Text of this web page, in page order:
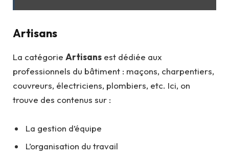
Artisans
La catégorie Artisans est dédiée aux
professionnels du bâtiment : maçons, charpentiers,
couvreurs, électriciens, plombiers, etc. Ici, on
trouve des contenus sur :
La gestion d’équipe
L’organisation du travail